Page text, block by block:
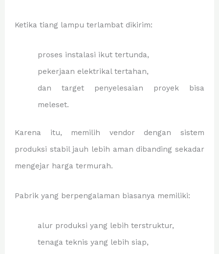
Ketika tiang lampu terlambat dikirim:
proses instalasi ikut tertunda,
pekerjaan elektrikal tertahan,
dan target penyelesaian proyek bisa
meleset.
Karena itu, memilih vendor dengan sistem
produksi stabil jauh lebih aman dibanding sekadar
mengejar harga termurah.
Pabrik yang berpengalaman biasanya memiliki:
alur produksi yang lebih terstruktur,
tenaga teknis yang lebih siap,